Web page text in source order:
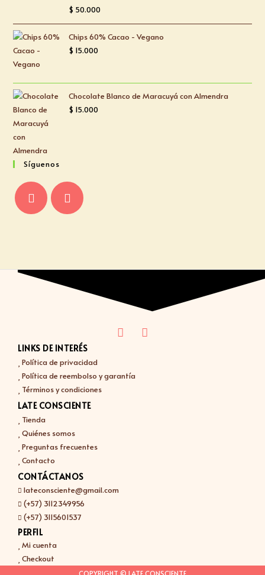
Valorado
$ 50.000
Chips 60% Cacao - Vegano
$ 15.000
Chocolate Blanco de Maracuyá con Almendra
$ 15.000
Síguenos
LINKS DE INTERÉS
Política de privacidad
Política de reembolso y garantía
Términos y condiciones
LATE CONSCIENTE
Tienda
Quiénes somos
Preguntas frecuentes
Contacto
CONTÁCTANOS
lateconsciente@gmail.com
(+57) 3112349956
(+57) 3115601537
PERFIL
Mi cuenta
Checkout
COPYRIGHT © LATE CONSCIENTE